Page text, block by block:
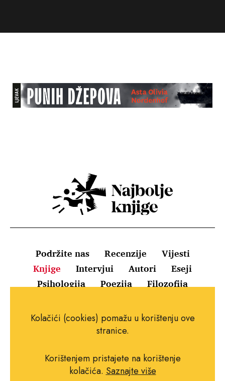
Podržite nas Recenzije
Vijesti
Knjige
Intervjui Autori
Eseji
Psihologija
Poezija Filozofija
Uvjeti korištenja
Pravila o kolačićima
Impressum
Kolačići (cookies) pomažu u korištenju ove
stranice.
Korištenjem pristajete na korištenje
kolačića. Saznajte više